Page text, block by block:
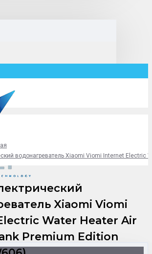
водонагреватель Xiaomi Viomi Internet Electric
Xiaomi Viomi
Water Heater Air
Premium Edition